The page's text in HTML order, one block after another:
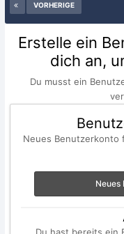
VORHERIGE
Erstelle ein
dich an,
Du musst ein
Neues Benutzerkonto
Neues